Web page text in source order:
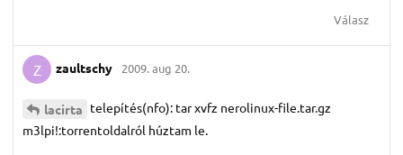
Válasz
Z zaultschy 2009. aug 20.
lacirta telepítés(nfo): tar xvfz nerolinux-file.tar.gz
m3lpi!:torrentoldalról húztam le.